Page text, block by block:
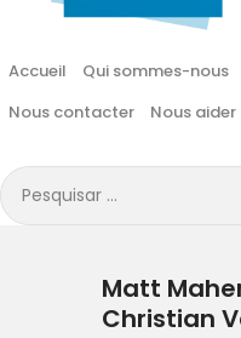
Accueil Qui sommes-nous
Nous contacter
Nous aider
Pesquisar
por:
Matt
Christian